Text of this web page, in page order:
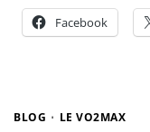
Facebook
BLOG LE VO2MAX